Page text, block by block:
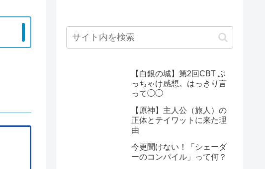
【白銀の城】第2回CBT ぶ
っちゃけ感想。はっきり言
って◯◯
【原神】主人公（旅人）の
正体とテイワットに来た理
由
今更聞けない！「シェーダ
ーのコンパイル」って何？